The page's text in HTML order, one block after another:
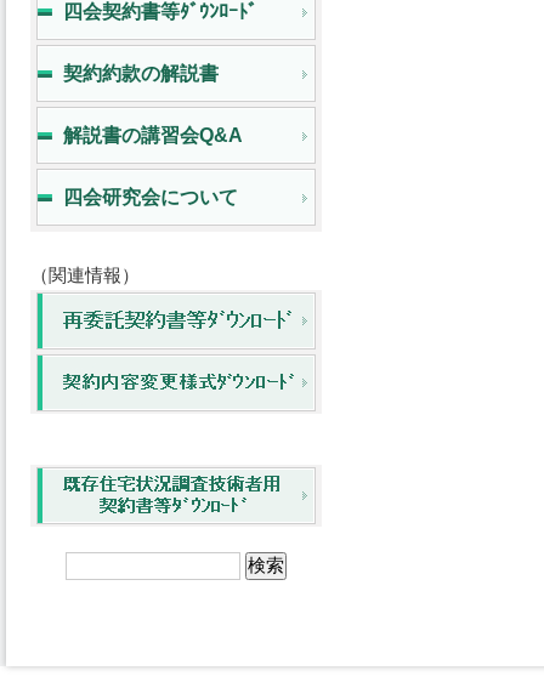
四会契約書等ﾀﾞｳﾝﾛｰﾄﾞ
契約約款の解説書
解説書の講習会Q&A
四会研究会について
（関連情報）